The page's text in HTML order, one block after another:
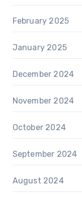
February 2025
January 2025
December 2024
November 2024
October 2024
September 2024
August 2024